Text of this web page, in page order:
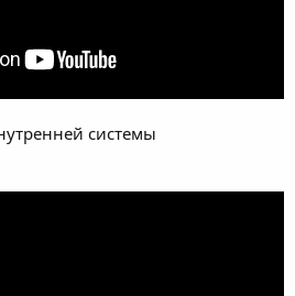
системы